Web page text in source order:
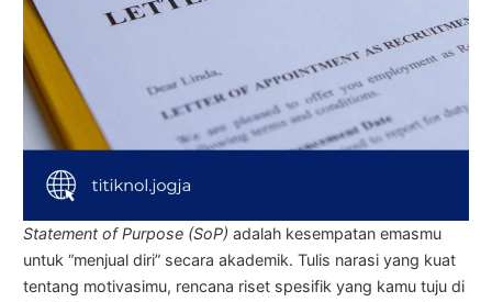
Statement of Purpose (SoP) adalah kesempatan emasmu
untuk “menjual diri” secara akademik. Tulis narasi yang kuat
tentang motivasimu, rencana riset spesifik yang kamu tuju di